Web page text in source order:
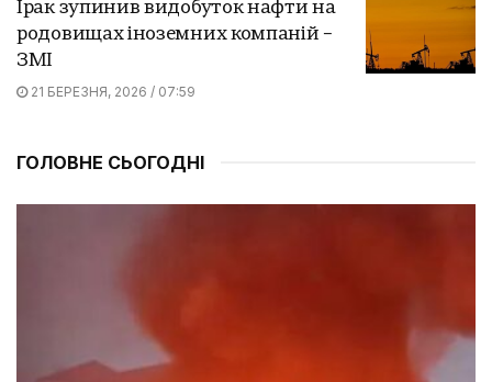
Ірак зупинив видобуток нафти на
родовищах іноземних компаній –
ЗМІ
21 БЕРЕЗНЯ, 2026 / 07:59
ГОЛОВНЕ СЬОГОДНІ